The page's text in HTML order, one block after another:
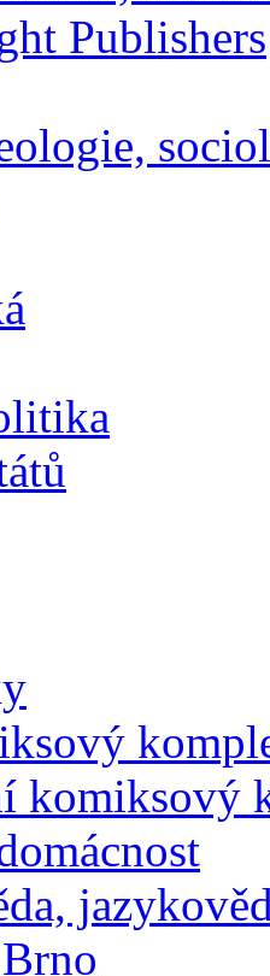
Publishers
komiksový